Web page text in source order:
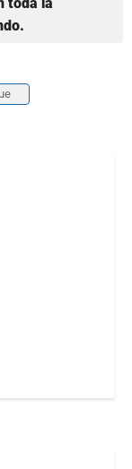
toda la